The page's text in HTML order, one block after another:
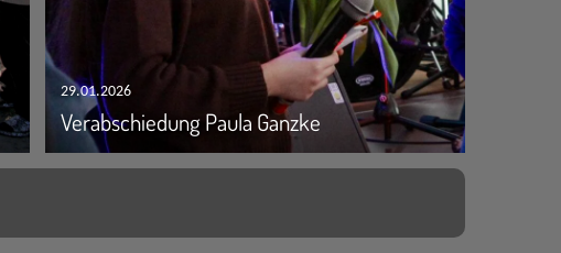
Verabschiedung Paula Ganzke
29.01.2026